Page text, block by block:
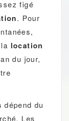
figé
. Pour
location
du jour,
dépend du
Les